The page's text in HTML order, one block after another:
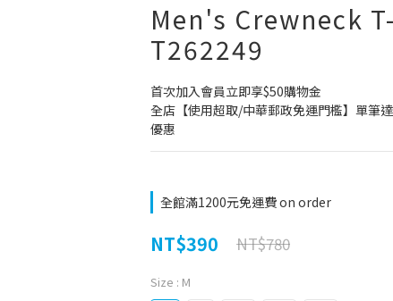
Men's Crewneck
T262249
首次加入會員立即享$50購物金
全店【使用超取/中華郵政免運門檻】單筆
優惠
全館滿1200元免運費 on order
NT$390 NT$780
Size : M